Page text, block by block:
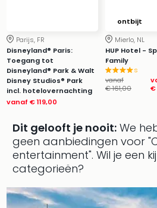
Parijs, FR
Disneyland® Paris:
Toegang tot
Disneyland® Park & Walt
Disney Studios® Park
incl. hotelovernachting
vanaf € 119,00
ontbijt
Mierlo, NL
HUP Hotel -
Family
s
vanaf
€ 161,00
€
Dit gelooft je nooit: We
geen aanbiedingen voor
entertainment". Wil je een
categorieën?